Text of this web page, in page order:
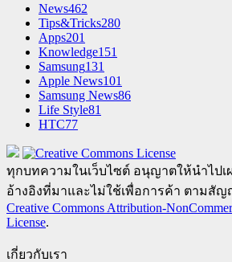
News462
Tips&Tricks280
Apps201
Knowledge151
Samsung131
Apple News101
Samsung News86
Life Style81
HTC77
ทุกบทความในเว็บไซต์ อนุญาตให้นำไปเ
อ้างอิงที่มาและไม่ใช้เพื่อการค้า ตามสั
Creative Commons Attribution-
License.
เกี่ยวกับเรา